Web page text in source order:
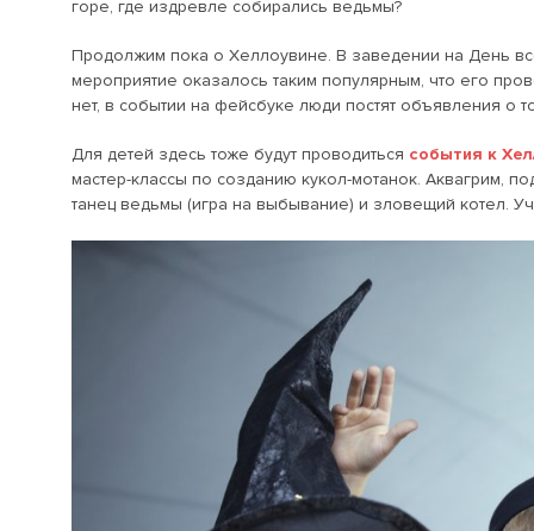
горе, где издревле собирались ведьмы?
Продолжим пока о Хеллоувине. В заведении на День
мероприятие оказалось таким популярным, что его
нет, в событии на фейсбуке люди постят объявления о
Для детей здесь тоже будут проводиться события к
мастер-классы по созданию кукол-мотанок. Аквагрим,
танец ведьмы (игра на выбывание) и зловещий котел.